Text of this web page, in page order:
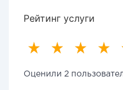
Рейтинг услуги
Оценили 2